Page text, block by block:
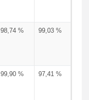
98,74 % 99,03 %
99,90 % 97,41 %